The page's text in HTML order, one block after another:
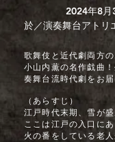
2024年8月
於／演奏舞台アトリ
歌舞伎と近代劇両方
小山内薫の名作戯曲
奏舞台流時代劇をお届
（あらすじ）
江戸時代末期、雪が盛
ここは江戸の入口に
火の番をしている老人